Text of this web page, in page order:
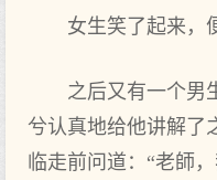
女生笑了起来，
之后又有一个男
兮认真地给他讲解了
临走前问道：“老師